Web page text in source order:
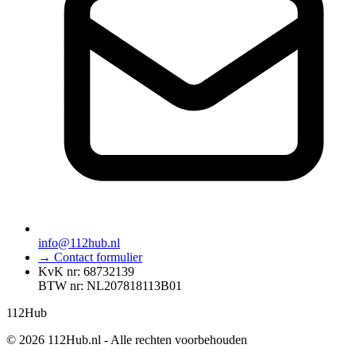
info@112hub.nl
→ Contact formulier
KvK nr: 68732139
BTW nr: NL207818113B01
112Hub
© 2026 112Hub.nl - Alle rechten voorbehouden